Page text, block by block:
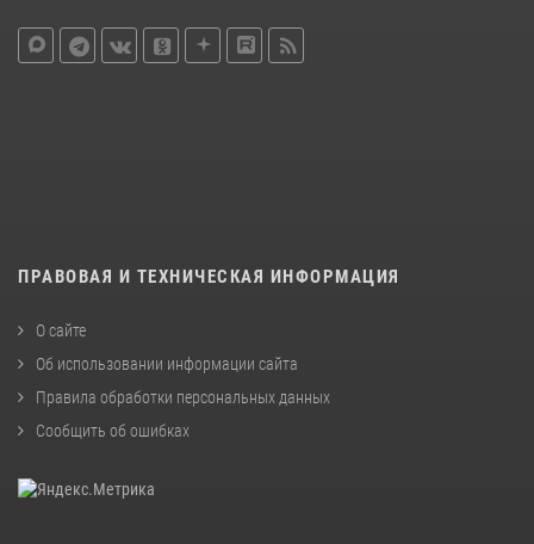
ПРАВОВАЯ И ТЕХНИЧЕСКАЯ ИНФОРМАЦИЯ
О сайте
Об использовании информации сайта
Правила обработки персональных данных
Сообщить об ошибках